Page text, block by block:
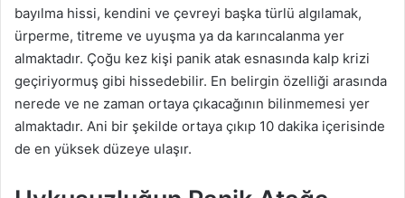
bayılma hissi, kendini ve çevreyi başka türlü algılamak,
ürperme, titreme ve uyuşma ya da karıncalanma yer
almaktadır. Çoğu kez kişi panik atak esnasında kalp krizi
geçiriyormuş gibi hissedebilir. En belirgin özelliği arasında
nerede ve ne zaman ortaya çıkacağının bilinmemesi yer
almaktadır. Ani bir şekilde ortaya çıkıp 10 dakika içerisinde
de en yüksek düzeye ulaşır.